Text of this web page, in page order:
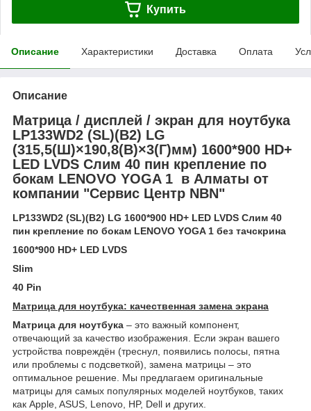
Купить
Описание Характеристики Доставка Оплата
Описание
Матрица / дисплей / экран для ноутбука
LP133WD2 (SL)(B2) LG
(315,5(Ш)×190,8(В)×3(Г)мм) 1600*900 HD+
LED LVDS Слим 40 пин крепление по
бокам LENOVO YOGA 1 в Алматы от
компании "Сервис Центр NBN"
LP133WD2 (SL)(B2) LG 1600*900 HD+ LED LVDS Слим 40
пин крепление по бокам LENOVO YOGA 1 без тачскрина
1600*900 HD+ LED LVDS
Slim
40 Pin
Матрица для ноутбука: качественная замена экрана
Матрица для ноутбука – это важный компонент,
отвечающий за качество изображения. Если экран вашего
устройства повреждён (треснул, появились полосы, пятна
или проблемы с подсветкой), замена матрицы – это
оптимальное решение. Мы предлагаем оригинальные
матрицы для самых популярных моделей ноутбуков, таких
как Apple, ASUS, Lenovo, HP, Dell и других.